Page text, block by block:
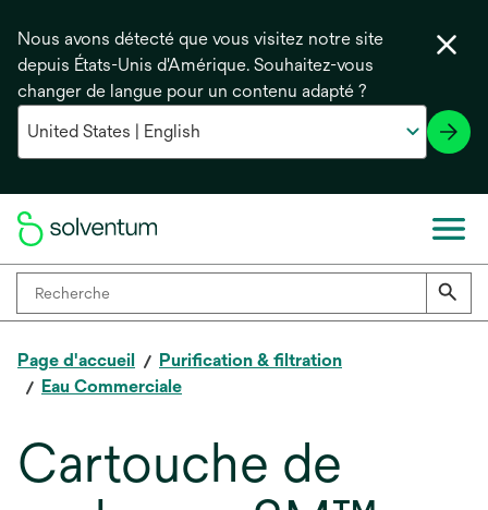
Nous avons détecté que vous visitez notre site
depuis États-Unis d'Amérique. Souhaitez-vous
changer de langue pour un contenu adapté ?
Page d'accueil
Purification & filtration
Eau Commerciale
Cartouche de